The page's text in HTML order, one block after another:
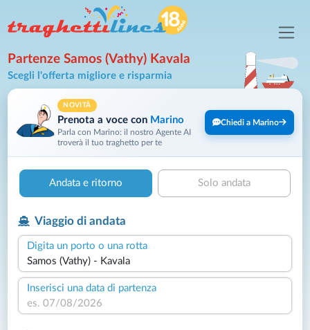
Partenze Samos (Vathy) Kavala
Scegli l'offerta migliore e risparmia
NOVITÀ
Prenota a voce con Marino
Parla con Marino: il nostro Agente AI
troverà il tuo traghetto per te
Chiedi a Marino
Andata e ritorno Solo andata
Viaggio di andata
Digita un porto o una rotta
Inserisci una data di partenza